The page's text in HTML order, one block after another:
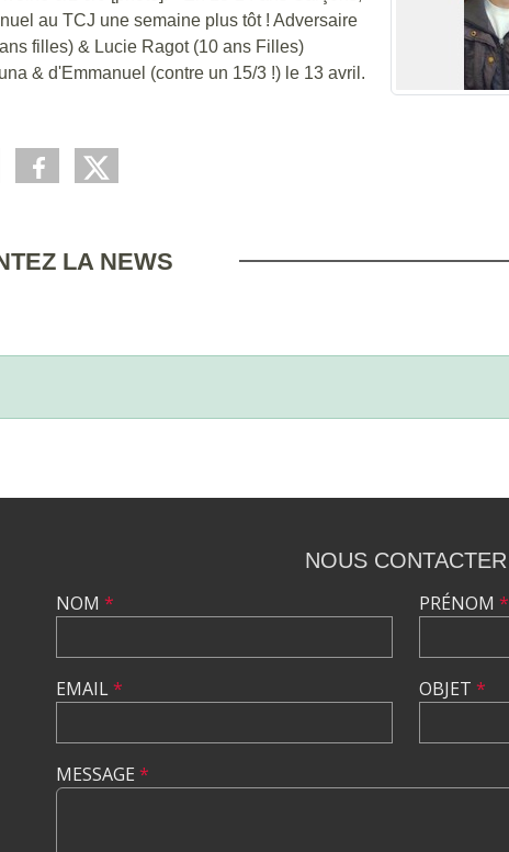
au TCJ une semaine plus tôt ! Adversaire
filles) & Lucie Ragot (10 ans Filles)
& d'Emmanuel (contre un 15/3 !) le 13 avril.
LA NEWS
NOUS CONTACTER
NOM *
EMAIL*
PRÉNOM *
OBJET *
MESSAGE *